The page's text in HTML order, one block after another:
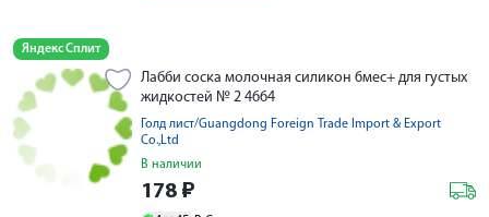
Яндекс Сплит
Лабби соска молочная силикон 6мес+ для густых
жидкостей № 2 4664
Голд лист/Guangdong Foreign Trade Import & Export
Co.,Ltd
В наличии
178 ₽